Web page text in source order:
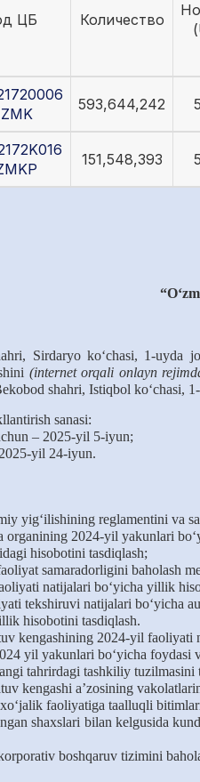
ЦБ Количество
593,644,242
151,548,393
Sirdaryo ko‘chasi, 1-uyda
(internet orqali onlayn
shahri, Istiqbol ko‘chasi,
sanasi:
– 2025-yil 5-iyun;
yil 24-iyun.
yig‘ilishining reglamentini va
organining 2024-yil yakunlari
hisobotini tasdiqlash;
samaradorligini baholash
natijalari bo‘yicha yillik
tekshiruvi natijalari bo‘yicha
hisobotini tasdiqlash.
kengashining 2024-yil faoliyati
yil yakunlari bo‘yicha foydasi
tahrirdagi tashkiliy tuzilmasini
kengashi aʼzosining
faoliyatiga taalluqli
shaxslari bilan kelgusida
boshqaruv tizimini